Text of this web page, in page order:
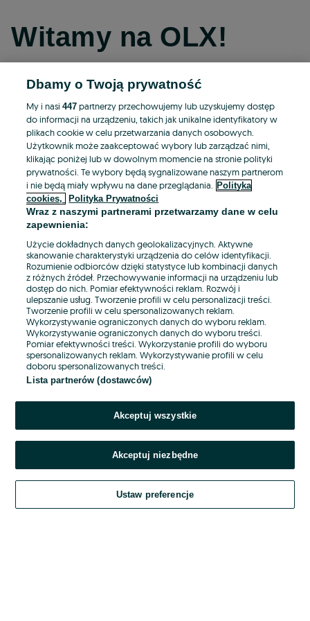
Witamy na OLX!
Kontynuuj przez Facebooka
Kontynuuj przez konto Apple
Kontynuuj przez konto Google
LUB
E-mail
Hasło
Nie pamiętasz hasła?
Zaloguj się
Kontynuując za pośrednictwem jednego z dostawców wskazanych powyżej,
Regulamin serwisu OLX.pl w jego aktualnym brzmieniu.
Dbamy o Twoją prywatność
My i nasi447 partnerzy przechowujemy lub uzyskujemy dostęp
do informacji na urządzeniu, takich jak unikalne identyfikatory w
plikach cookie w celu przetwarzania danych osobowych.
Użytkownik może zaakceptować wybory lub zarządzać nimi,
klikając poniżej lub w dowolnym momencie na stronie polityki
prywatności. Te wybory będą sygnalizowane naszym partnerom
i nie będą miały wpływu na dane przeglądania.
Polityka
cookies,
Polityka Prywatności
Wraz z naszymi partnerami przetwarzamy dane w celu
zapewnienia:
Użycie dokładnych danych geolokalizacyjnych. Aktywne
skanowanie charakterystyki urządzenia do celów identyfikacji.
Rozumienie odbiorców dzięki statystyce lub kombinacji danych
z różnych źródeł. Przechowywanie informacji na urządzeniu lub
dostęp do nich. Pomiar efektywności reklam. Rozwój i
ulepszanie usług. Tworzenie profili w celu personalizacji treści.
Tworzenie profili w celu spersonalizowanych reklam.
Wykorzystywanie ograniczonych danych do wyboru reklam.
Wykorzystywanie ograniczonych danych do wyboru treści.
Pomiar efektywności treści. Wykorzystanie profili do wyboru
spersonalizowanych reklam. Wykorzystywanie profili w celu
doboru spersonalizowanych treści.
Lista partnerów (dostawców)
Akceptuj wszystkie
Akceptuj niezbędne
Ustaw preferencje